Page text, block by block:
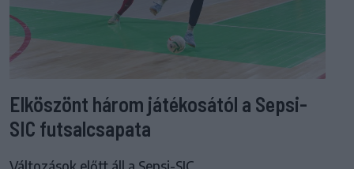
Elköszönt három játékosától a Sepsi-
SIC futsalcsapata